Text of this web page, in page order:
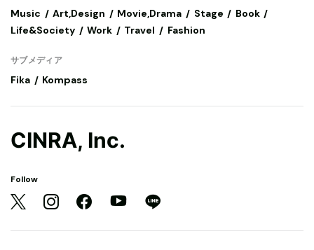
Music Art,Design Movie,Drama Stage
Book
Life&Society
Work Travel Fashion
サブメディア
Fika Kompass
CINRA, Inc.
Follow